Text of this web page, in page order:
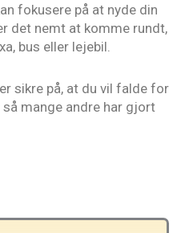
fokusere på at nyde din
det nemt at komme rundt,
bus eller lejebil.
sikre på, at du vil falde for
mange andre har gjort